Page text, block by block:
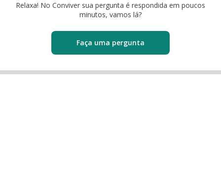
Relaxa! No Conviver sua pergunta é respondida em poucos
minutos, vamos lá?
Faça uma pergunta